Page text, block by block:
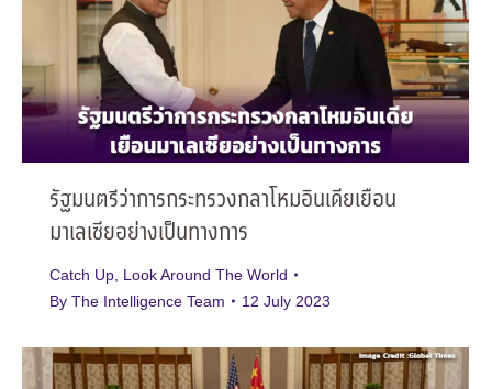
รัฐมนตรีว่าการกระทรวงกลาโหมอินเดียเยือน
มาเลเซียอย่างเป็นทางการ
Catch Up Look Around The World
By The Intelligence Team 12 July 2023